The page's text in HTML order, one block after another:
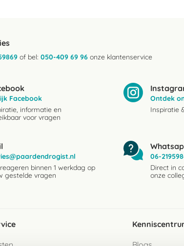
of bel: 050-409 69 96 onze klantenservice
Facebook
informatie en
voor vragen
Ontdek
Inspiratie
binnen 1 werkdag op
gestelde vragen
06-
Direct in
onze